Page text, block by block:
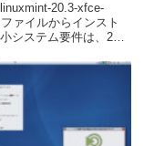
20.3-xfce-
ァイルからインスト
システム要件は、2GB
の解像度。